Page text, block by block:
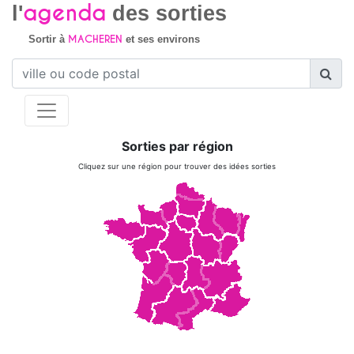
l'agenda des sorties
Sortir à MACHEREN et ses environs
Sorties par région
Cliquez sur une région pour trouver des idées sorties